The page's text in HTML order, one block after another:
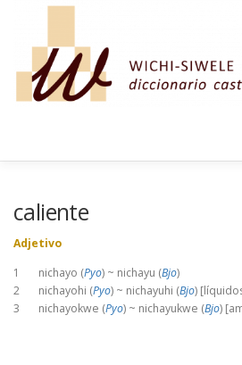
Saltar al contenido
caliente
Adjetivo
1 nichayo (Pyo) ~ nichayu (Bjo)
2 nichayohi (Pyo) ~ nichayuhi (Bjo)
3 nichayokwe (Pyo) ~ nichayukwe (Bjo)